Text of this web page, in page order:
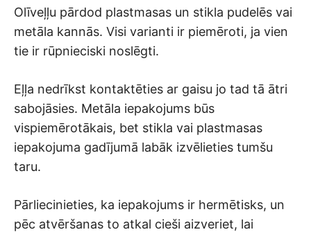
Olīveļļu pārdod plastmasas un stikla pudelēs vai
metāla kannās. Visi varianti ir piemēroti, ja vien
tie ir rūpnieciski noslēgti.
Eļļa nedrīkst kontaktēties ar gaisu jo tad tā ātri
sabojāsies. Metāla iepakojums būs
vispiemērotākais, bet stikla vai plastmasas
iepakojuma gadījumā labāk izvēlieties tumšu
taru.
Pārliecinieties, ka iepakojums ir hermētisks, un
pēc atvēršanas to atkal cieši aizveriet, lai